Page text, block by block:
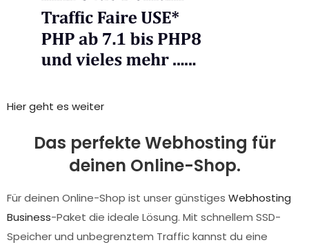
Hier geht es weiter
Das perfekte Webhosting für
deinen Online-Shop.
Für deinen Online-Shop ist unser günstiges Webhosting
Business-Paket die ideale Lösung. Mit schnellem SSD-
Speicher und unbegrenztem Traffic kannst du eine